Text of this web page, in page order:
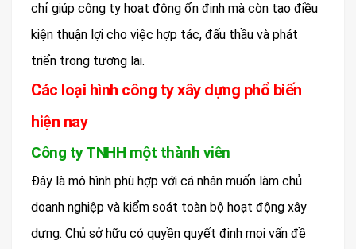
chỉ giúp công ty hoạt động ổn định mà còn tạo điều
kiện thuận lợi cho việc hợp tác, đấu thầu và phát
triển trong tương lai.
Các loại hình công ty xây dựng phổ biến
hiện nay
Công ty TNHH một thành viên
Đây là mô hình phù hợp với cá nhân muốn làm chủ
doanh nghiệp và kiểm soát toàn bộ hoạt động xây
dựng. Chủ sở hữu có quyền quyết định mọi vấn đề